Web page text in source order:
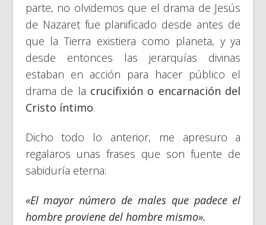
parte, no olvidemos que el drama de Jesús
de Nazaret fue planificado desde antes de
que la Tierra existiera como planeta, y ya
desde entonces las jerarquías divinas
estaban en acción para hacer público el
drama de la crucifixión o encarnación del
Cristo íntimo.
Dicho todo lo anterior, me apresuro a
regalaros unas frases que son fuente de
sabiduría eterna:
«El mayor número de males que padece el
hombre proviene del hombre mismo».